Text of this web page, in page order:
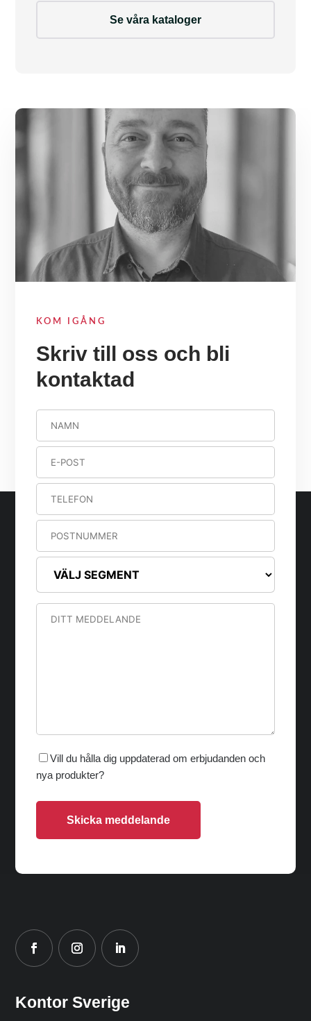
Se våra kataloger
KOM IGÅNG
Skriv till oss och bli
kontaktad
Vill du hålla dig uppdaterad om erbjudanden och
nya produkter?
Skicka meddelande
Kontor Sverige